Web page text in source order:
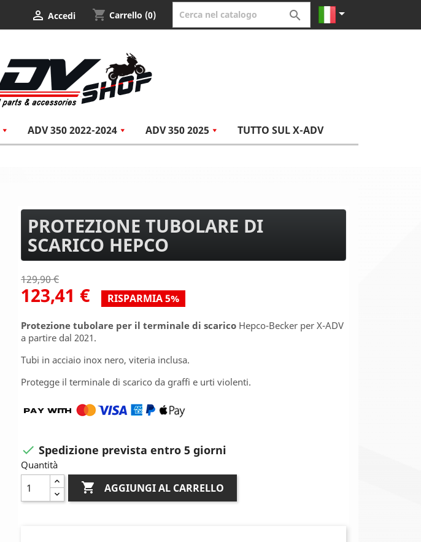
 Accedi shopping_cart Carrello (0)  
ADV 350 2022-2024 ADV 350 2025 TUTTO SUL X-ADV
PROTEZIONE TUBOLARE DI
SCARICO HEPCO
129,90 €
123,41 € RISPARMIA 5%
Protezione tubolare per il terminale di scarico Hepco-Becker per X-ADV
a partire dal 2021.
Tubi in acciaio inox nero, viteria inclusa.
Protegge il terminale di scarico da graffi e urti violenti.
 Spedizione prevista entro 5 giorni
Quantità
 AGGIUNGI AL CARRELLO